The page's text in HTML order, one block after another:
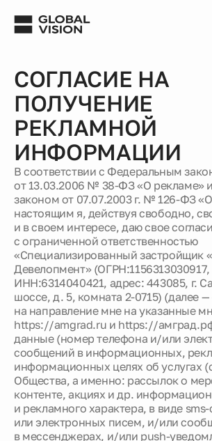
Выбрать квартиру
Проекты
Недвижимость
Коммерция
Кладовые
Акции
Способы покупки
Новости
О компании
Жителям
СОГЛАСИЕ НА
ПОЛУЧЕНИЕ
РЕКЛАМНОЙ
ИНФОРМАЦИИ
В соответствии с Федеральным
от 13.03.2006 № 38-ФЗ «О рекламе»
законом от 07.07.2003 г. № 126-ФЗ
настоящим я, действуя свободно,
и в своем интересе, даю свое
с ограниченной ответственностью
«Специализированный застройщик
Девелопмент» (ОГРН:1156313030917,
ИНН:6314040421, адрес: 443085, г.
шоссе, д. 5, комната 2-0715) (далее
на направление мне на указанные
https://amgrad.ru и https://
данные (номер телефона и/или
сообщений в информационных,
информационных целях об услугах
Общества, а именно: рассылок о
контенте, акциях и др.
и рекламного характера, в виде
или электронных писем, и/или
в мессенджерах, и/или push-